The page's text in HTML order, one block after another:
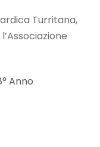
Turritana,
Anno